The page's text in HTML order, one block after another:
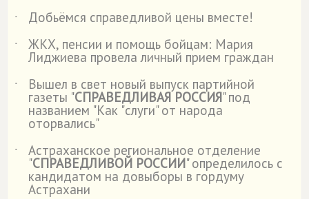
˙
Добьёмся справедливой цены вместе!
˙
ЖКХ, пенсии и помощь бойцам: Мария
Лиджиева провела личный прием граждан
˙
Вышел в свет новый выпуск партийной
газеты "СПРАВЕДЛИВАЯ РОССИЯ" под
названием "Как "слуги" от народа
оторвались"
˙
Астраханское региональное отделение
"СПРАВЕДЛИВОЙ РОССИИ" определилось с
кандидатом на довыборы в гордуму
Астрахани